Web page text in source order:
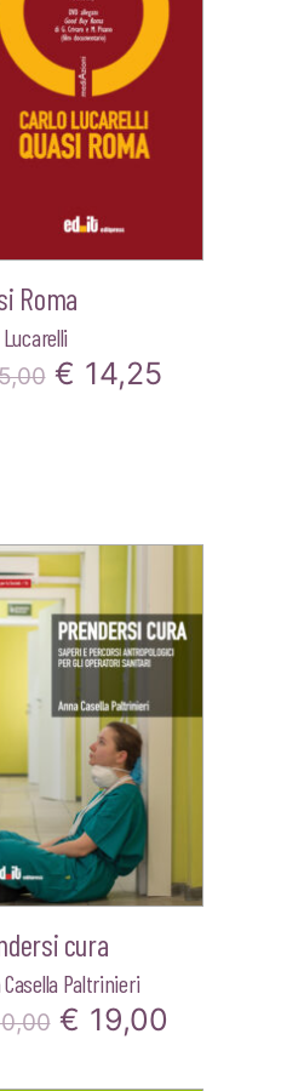
Roma
Il
€15,00.
€ 14,25Il
€14,25.
cura
Casella Paltrinieri
Il
€ 19,00